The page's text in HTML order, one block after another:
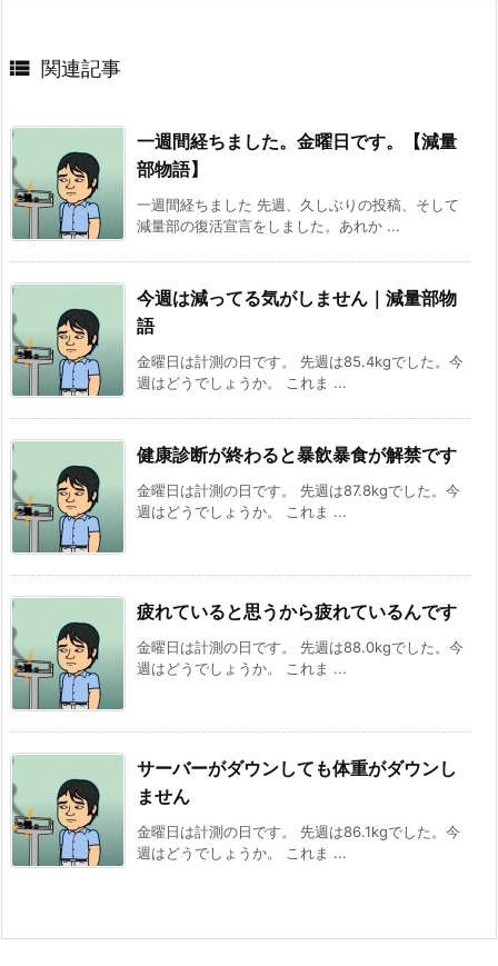
 関連記事
一週間経ちました。金曜日です。【減量
部物語】
一週間経ちました 先週、久しぶりの投稿、そして
減量部の復活宣言をしました。あれか ...
今週は減ってる気がしません｜減量部物
語
金曜日は計測の日です。 先週は85.4kgでした。今
週はどうでしょうか。 これま ...
健康診断が終わると暴飲暴食が解禁です
金曜日は計測の日です。 先週は87.8kgでした。今
週はどうでしょうか。 これま ...
疲れていると思うから疲れているんです
金曜日は計測の日です。 先週は88.0kgでした。今
週はどうでしょうか。 これま ...
サーバーがダウンしても体重がダウンし
ません
金曜日は計測の日です。 先週は86.1kgでした。今
週はどうでしょうか。 これま ...